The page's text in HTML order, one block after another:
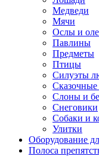
Медведи
Мячи
Ослы и
Павлины
Предметы
Птицы
Силуэты
Слоны и
Снеговики
Собаки и
Улитки
Оборудование
Полоса